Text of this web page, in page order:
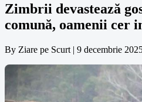
Zimbrii devastează
comună, oamenii cer
By Ziare pe Scurt | 9 decembrie